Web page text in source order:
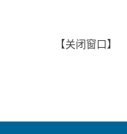
【关闭窗口 】